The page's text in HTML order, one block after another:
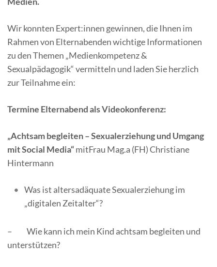
Wir konnten Expert:innen gewinnen, die Ihnen im
Rahmen von Elternabenden wichtige Informationen
zu den Themen „Medienkompetenz &
Sexualpädagogik“ vermitteln und laden Sie herzlich
zur Teilnahme ein:
Termine Elternabend als Videokonferenz:
„Achtsam begleiten – Sexualerziehung und Umgang
mit Social Media“mitFrau Mag.a (FH) Christiane
Hintermann
Was ist altersadäquate Sexualerziehung im
„digitalen Zeitalter“?
– Wie kann ich mein Kind achtsam begleiten und
unterstützen?